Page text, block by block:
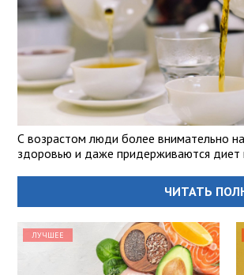
С возрастом люди более внимательно
здоровью и даже придерживаются диет
ЧИТАТЬ
ЛУЧШЕЕ